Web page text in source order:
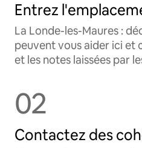
Entrez
La Londe-les-Maures :
peuvent vous aider ici et
et les notes laissées par
02
Contactez des